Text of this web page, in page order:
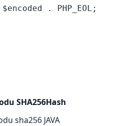
PT Português
SHA256Hash
sha256 JAVA